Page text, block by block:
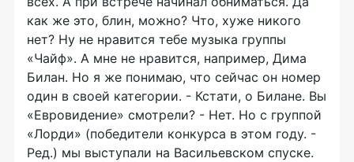
как же это, блин, можно? Что, хуже никого
нет? Ну не нравится тебе музыка группы
«Чайф». А мне не нравится, например, Дима
Билан. Но я же понимаю, что сейчас он номер
один в своей категории. - Кстати, о Билане. Вы
«Евровидение» смотрели? - Нет. Но с группой
«Лорди» (победители конкурса в этом году. -
Ред.) мы выступали на Васильевском спуске.